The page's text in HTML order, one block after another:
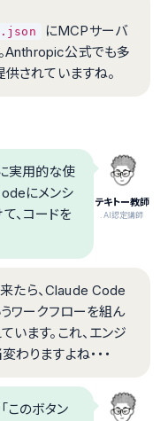
にMCPサーバ
Anthropic公式でも多
されていますね。
テキトー教師
.AI認定講師
実用的な使
にメンシ
、コードを
たら、Claude Code
ワークフローを組ん
ます。これ、エンジ
りますよね・・・
このボタン